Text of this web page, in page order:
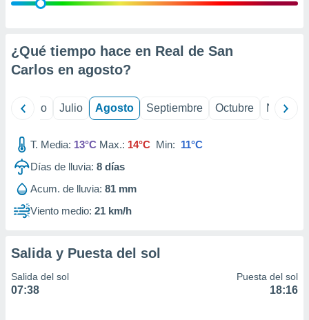
e
mediante
publicidad
de
1199
¿Qué tiempo hace en Real de San
Carlos en agosto?
Junio Julio Agosto Septiembre Octubre
T. Media: 13°C Max.: 14°C Min: 11°C
Días de lluvia: 8 días
Acum. de lluvia: 81 mm
Viento medio: 21 km/h
Salida y Puesta del sol
Salida del sol
07:38
Puesta del sol
18:16